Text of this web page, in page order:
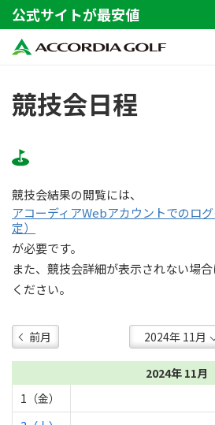
公式サイトが最安値
競技会日程
競技会結果の閲覧には、
アコーディアWebアカウントでのロ
定）
が必要です。
また、競技会詳細が表示されない場
ください。
前月
2024年 11月
1（金）